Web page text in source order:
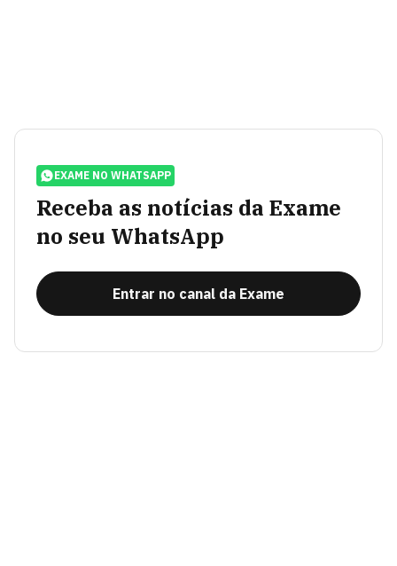
EXAME NO WHATSAPP
Receba as notícias da Exame
no seu WhatsApp
Entrar no canal da Exame